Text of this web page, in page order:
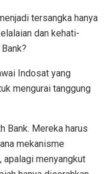
tersangka hanya
dan kehati-
Indosat yang
mengurai tanggung
Bank. Mereka harus
mekanisme
apalagi menyangkut